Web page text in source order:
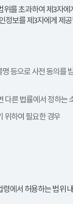
초과하여 제3자
정보를 제3자에게 제
등으로 사전 동의를
른 법률에서 정하
위하여 필요한 경우
에서 허용하는 범위